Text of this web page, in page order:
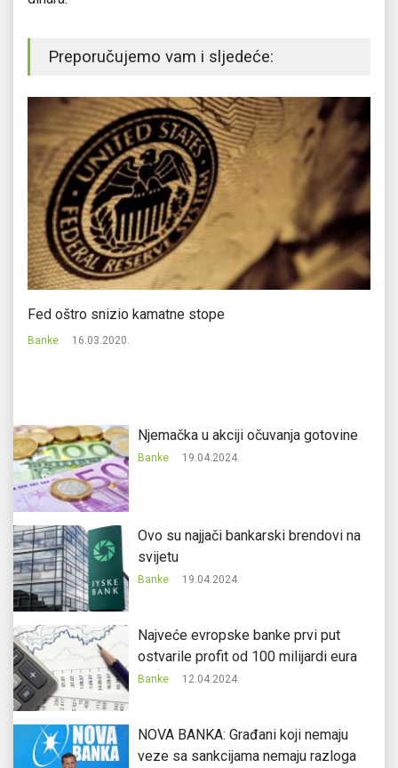
Preporučujemo vam i sljedeće:
Fed oštro snizio kamatne stope
Banke 16.03.2020.
Njemačka u akciji očuvanja gotovine
Banke 19.04.2024.
Ovo su najjači bankarski brendovi na
svijetu
Banke 19.04.2024.
Najveće evropske banke prvi put
ostvarile profit od 100 milijardi eura
Banke 12.04.2024.
NOVA BANKA: Građani koji nemaju
veze sa sankcijama nemaju razloga